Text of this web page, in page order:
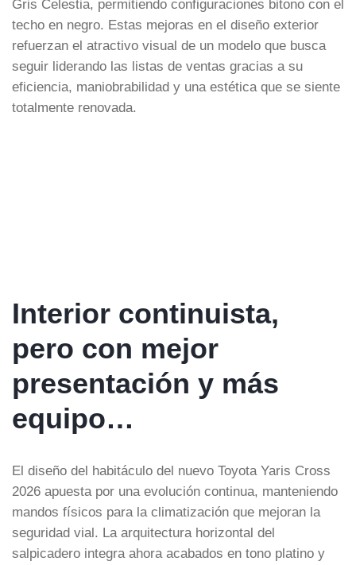
Gris Celestia, permitiendo configuraciones bitono con el
techo en negro. Estas mejoras en el diseño exterior
refuerzan el atractivo visual de un modelo que busca
seguir liderando las listas de ventas gracias a su
eficiencia, maniobrabilidad y una estética que se siente
totalmente renovada.
Interior continuista,
pero con mejor
presentación y más
equipo…
El diseño del habitáculo del nuevo Toyota Yaris Cross
2026 apuesta por una evolución continua, manteniendo
mandos físicos para la climatización que mejoran la
seguridad vial. La arquitectura horizontal del
salpicadero integra ahora acabados en tono platino y